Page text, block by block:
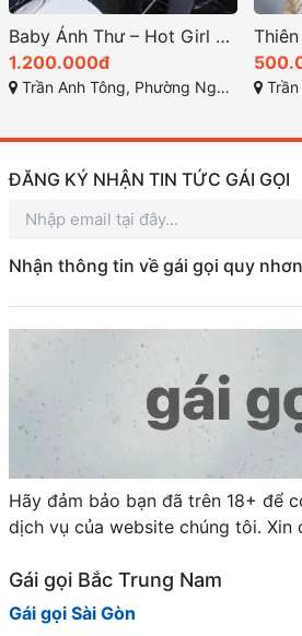
Baby Ánh Thư – Hot Girl 2K Gái Gọi Trần Anh Tông Quy Nhơn Thân Hình Bốc Lửa
1.200.000đ
Trần Anh Tông, Phường Nguyễn Văn Cừ, Thành phố Quy Nhơn, Tỉnh Bình Định Trần Anh
ĐĂNG KÝ NHẬN TIN TỨC GÁI GỌI
Nhận thông tin về gái gọi quy
Hãy đảm bảo bạn đã trên 18+ để
dịch vụ của website chúng tôi. Xin
Gái gọi Bắc Trung Nam
Gái gọi Sài Gòn